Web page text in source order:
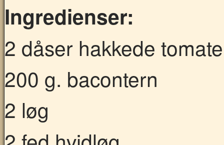
Ingredienser:
2 dåser hakkede
200 g. bacontern
2 løg